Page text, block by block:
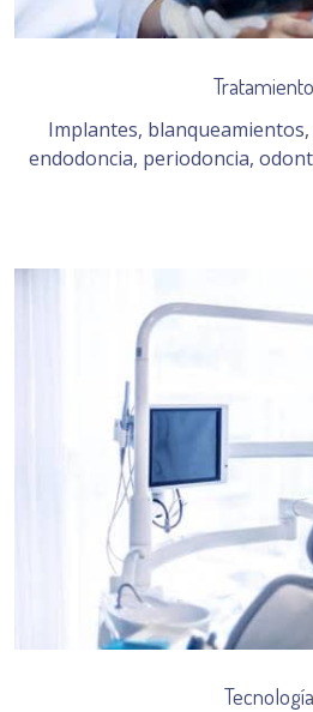
Implantes,
endodoncia, periodoncia,
Tecnología